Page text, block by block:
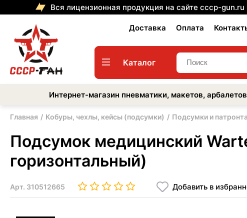
Вся лицензионная продукция на сайте cccp-
Доставка Оплата
Каталог
Интернет-магазин пневматики, макетов,
Главная Кобуры, чехлы, кейсы (подсумки) Подсумки и
Подсумок медицинский
горизонтальный)
Арт. 310512665 Добавить в